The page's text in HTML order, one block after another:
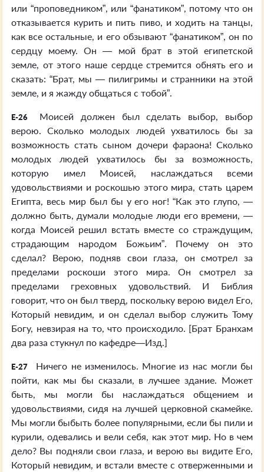
или “проповедником”, или “фанатиком”, потому что он
отказывается курить и пить пиво, и ходить на танцы,
как все остальные, и его обзывают “фанатиком”, он по
сердцу моему. Он — мой брат в этой египетской
земле, от этого наше сердце стремится обнять его и
сказать: “Брат, мы — пилигримы и странники на этой
земле, и я жажду общаться с тобой”.
E-26
Моисей должен был сделать выбор, выбор
верою. Сколько молодых людей ухватилось бы за
возможность стать сыном дочери фараона! Сколько
молодых людей ухватилось бы за возможность,
которую имел Моисей, наслаждаться всеми
удовольствиями и роскошью этого мира, стать царем
Египта, весь мир был бы у его ног! “Как это глупо, —
должно быть, думали молодые люди его времени, —
когда Моисей решил встать вместе со страждущим,
страдающим народом Божьим”. Почему он это
сделал? Верою, подняв свои глаза, он смотрел за
пределами роскоши этого мира. Он смотрел за
пределами греховных удовольствий. И Библия
говорит, что он был тверд, поскольку верою видел Его,
Который невидим, и он сделал выбор служить Тому
Богу, невзирая на то, что происходило. [Брат Бранхам
два раза стукнул по кафедре—Изд.]
E-27
Ничего не изменилось. Многие из нас могли бы
пойти, как мы бы сказали, в лучшее здание. Может
быть, мы могли бы наслаждаться общением и
удовольствиями, сидя на лучшей церковной скамейке.
Мы могли быбыть более популярными, если бы пили и
курили, одевались и вели себя, как этот мир. Но в чем
дело? Вы подняли свои глаза, и верою вы видите Его,
Который невидим, и встали вместе с отверженными и